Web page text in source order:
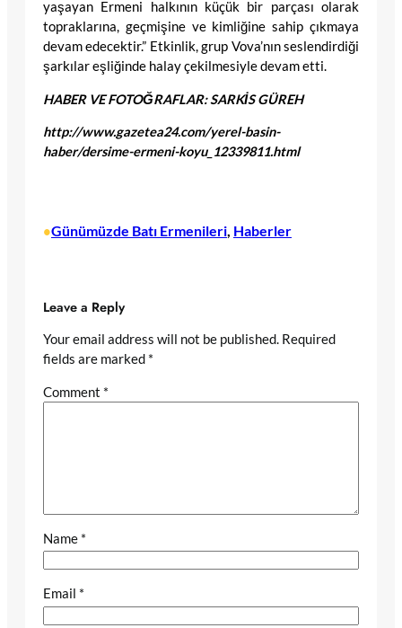
yaşayan Ermeni halkının küçük bir parçası olarak
topraklarına, geçmişine ve kimliğine sahip çıkmaya
devam edecektir.” Etkinlik, grup Vova’nın seslendirdiği
şarkılar eşliğinde halay çekilmesiyle devam etti.
HABER VE FOTOĞRAFLAR: SARKİS GÜREH
http://www.gazetea24.com/yerel-basin-
haber/dersime-ermeni-koyu_12339811.html
•Günümüzde Batı Ermenileri, Haberler
Leave a Reply
Your email address will not be published. Required
fields are marked *
Comment *
Name *
Email *